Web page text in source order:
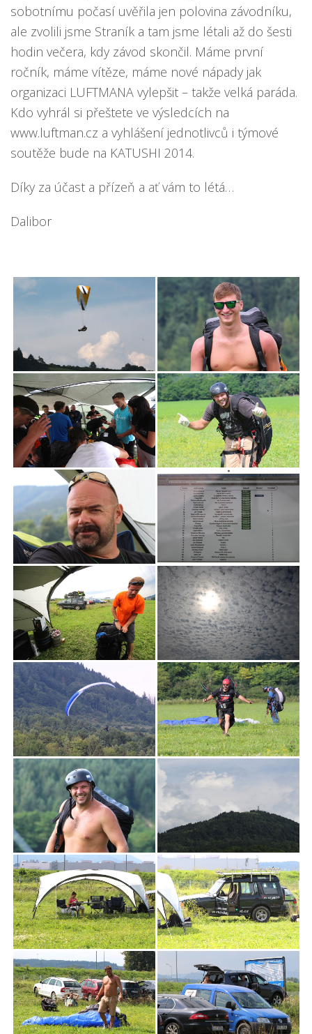
sobotnímu počasí uvěřila jen polovina závodníku,
ale zvolili jsme Straník a tam jsme létali až do šesti
hodin večera, kdy závod skončil. Máme první
ročník, máme vítěze, máme nové nápady jak
organizaci LUFTMANA vylepšit – takže velká paráda.
Kdo vyhrál si přeštete ve výsledcích na
www.luftman.cz a vyhlášení jednotlivců i týmové
soutěže bude na KATUSHI 2014.
Díky za účast a přízeň a ať vám to létá…
Dalibor